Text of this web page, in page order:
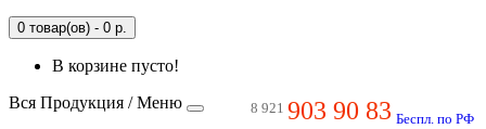
0 товар(ов) - 0 р.
В корзине пусто!
8 921 903 90 83 Беспл. по РФ
Вся Продукция / Меню